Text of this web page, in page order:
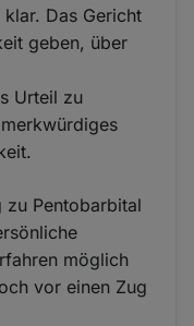
Das Gericht
geben, über
Urteil zu
zu Pentobarbital
möglich
vor einen Zug